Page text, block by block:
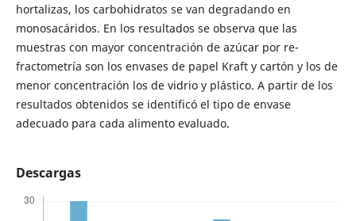
hortalizas, los carbohidratos se van degradando en
monosacáridos. En los resultados se observa que las
muestras con mayor concentración de azúcar por re-
fractometría son los envases de papel Kraft y cartón y los de
menor concentración los de vidrio y plástico. A partir de los
resultados obtenidos se identificó el tipo de envase
adecuado para cada alimento evaluado.
Descargas